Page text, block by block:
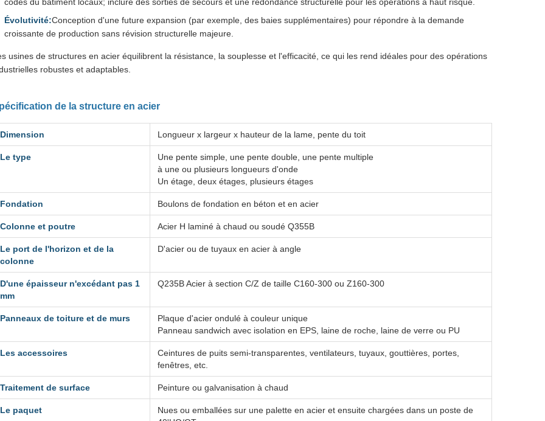
Évolutivité:Conception d'une future expansion (par exemple, des baies supplémentaires) pour répondre à la demande
croissante de production sans révision structurelle majeure.
usines de structures en acier équilibrent la résistance, la souplesse et l'efficacité, ce qui les rend idéales pour des opérations
robustes et adaptables.
de la structure en acier
Dimension Longueur x largeur x hauteur de la lame, pente du toit
Le type
Une pente simple, une pente double, une pente multiple
à une ou plusieurs longueurs d'onde
Un étage, deux étages, plusieurs étages
Fondation Boulons de fondation en béton et en acier
Colonne et poutre Acier H laminé à chaud ou soudé Q355B
Le port de l'horizon et de la
colonne
D'acier ou de tuyaux en acier à angle
D'une épaisseur n'excédant pas 1
mm
Q235B Acier à section C/Z de taille C160-300 ou Z160-300
Panneaux de toiture et de murs
Plaque d'acier ondulé à couleur unique
Panneau sandwich avec isolation en EPS, laine de roche, laine de verre ou PU
Les accessoires
Ceintures de puits semi-transparentes, ventilateurs, tuyaux, gouttières, portes,
fenêtres, etc.
Traitement de surface Peinture ou galvanisation à chaud
Le paquet
Nues ou emballées sur une palette en acier et ensuite chargées dans un poste de